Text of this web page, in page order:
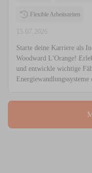
Flexible Arbeitszeiten
15.07.2026
Starte deine Karriere als
Woodward L'Orange!
und entwickle wichtige